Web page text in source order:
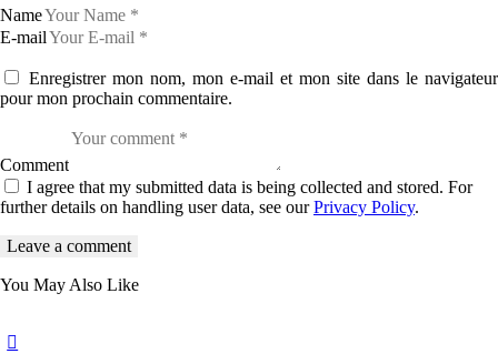
Name
E-mail
Enregistrer mon nom, mon e-mail et mon site dans le navigateur
pour mon prochain commentaire.
Comment
I agree that my submitted data is being collected and stored. For
further details on handling user data, see ourPrivacy Policy.
You May Also Like